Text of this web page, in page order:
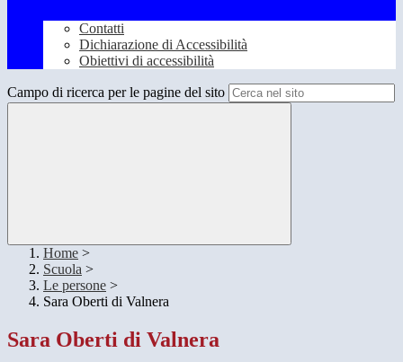
Contatti
Dichiarazione di Accessibilità
Obiettivi di accessibilità
Campo di ricerca per le pagine del sito
Home >
Scuola >
Le persone >
Sara Oberti di Valnera
Sara Oberti di Valnera